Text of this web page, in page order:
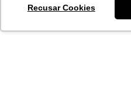
Recusar Cookies